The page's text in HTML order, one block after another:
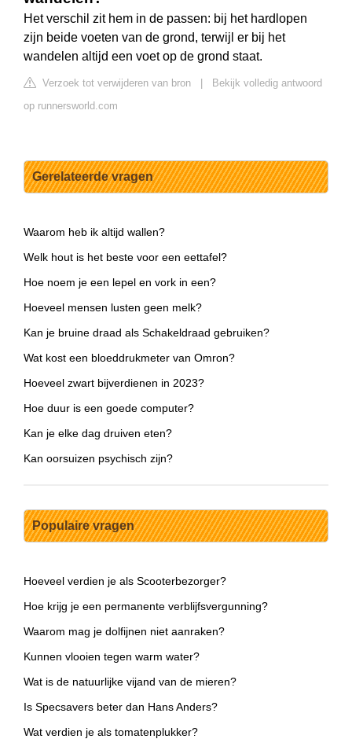
Het verschil zit hem in de passen: bij het hardlopen
zijn beide voeten van de grond, terwijl er bij het
wandelen altijd een voet op de grond staat.
Verzoek tot verwijderen van bron
Bekijk volledig antwoord
op runnersworld.com
Gerelateerde vragen
Waarom heb ik altijd wallen?
Welk hout is het beste voor een eettafel?
Hoe noem je een lepel en vork in een?
Hoeveel mensen lusten geen melk?
Kan je bruine draad als Schakeldraad gebruiken?
Wat kost een bloeddrukmeter van Omron?
Hoeveel zwart bijverdienen in 2023?
Hoe duur is een goede computer?
Kan je elke dag druiven eten?
Kan oorsuizen psychisch zijn?
Populaire vragen
Hoeveel verdien je als Scooterbezorger?
Hoe krijg je een permanente verblijfsvergunning?
Waarom mag je dolfijnen niet aanraken?
Kunnen vlooien tegen warm water?
Wat is de natuurlijke vijand van de mieren?
Is Specsavers beter dan Hans Anders?
Wat verdien je als tomatenplukker?